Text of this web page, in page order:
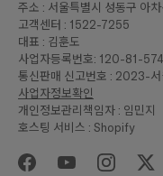
합계
주소 : 서울특별시 성동구 아
고객센터 : 1522-7255
대표 : 김훈도
사업자등록번호: 120-81-
통신판매 신고번호 : 2023-
사업자정보확인
개인정보관리책임자 : 임민지
호스팅 서비스 : Shopify